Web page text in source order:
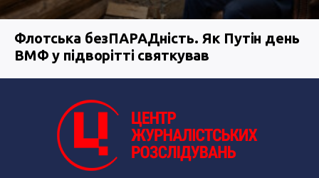
Флотська безПАРАДність. Як Путін день
ВМФ у підворітті святкував